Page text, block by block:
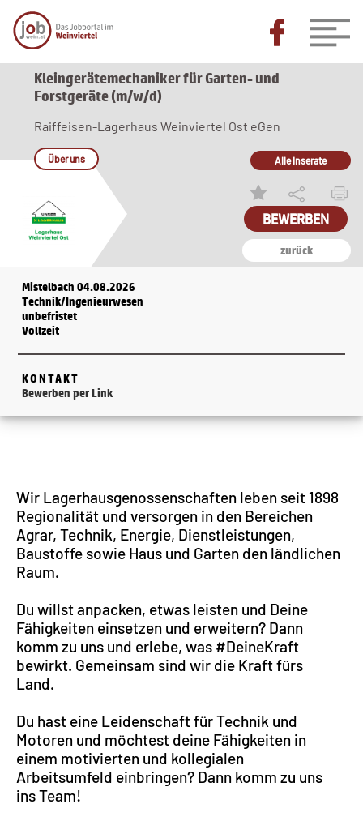
Kleingerätemechaniker für Garten- und
Forstgeräte (m/w/d)
zurück
Raiffeisen-Lagerhaus Weinviertel Ost eGen
Über uns Alle Inserate
Mistelbach 04.08.2026
Technik/Ingenieurwesen
unbefristet
Vollzeit
KONTAKT
Bewerben per Link
Wir Lagerhausgenossenschaften leben seit 1898
Regionalität und versorgen in den Bereichen
Agrar, Technik, Energie, Dienstleistungen,
Baustoffe sowie Haus und Garten den ländlichen
Raum.
Du willst anpacken, etwas leisten und Deine
Fähigkeiten einsetzen und erweitern? Dann
komm zu uns und erlebe, was #DeineKraft
bewirkt. Gemeinsam sind wir die Kraft fürs
Land.
Du hast eine Leidenschaft für Technik und
Motoren und möchtest deine Fähigkeiten in
einem motivierten und kollegialen
Arbeitsumfeld einbringen? Dann komm zu uns
ins Team!